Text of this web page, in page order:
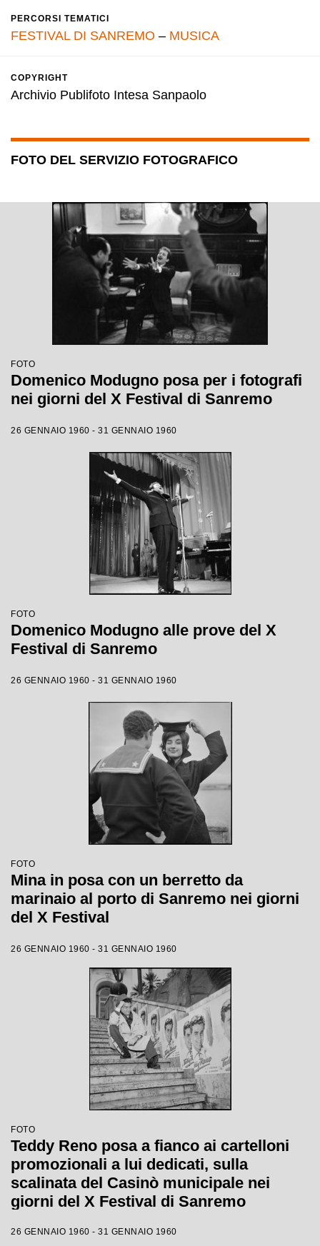
PERCORSI TEMATICI
FESTIVAL DI SANREMO – MUSICA
COPYRIGHT
Archivio Publifoto Intesa Sanpaolo
FOTO DEL SERVIZIO FOTOGRAFICO
FOTO
Domenico Modugno posa per i fotografi
nei giorni del X Festival di Sanremo
26 GENNAIO 1960 - 31 GENNAIO 1960
FOTO
Domenico Modugno alle prove del X
Festival di Sanremo
26 GENNAIO 1960 - 31 GENNAIO 1960
FOTO
Mina in posa con un berretto da
marinaio al porto di Sanremo nei giorni
del X Festival
26 GENNAIO 1960 - 31 GENNAIO 1960
FOTO
Teddy Reno posa a fianco ai cartelloni
promozionali a lui dedicati, sulla
scalinata del Casinò municipale nei
giorni del X Festival di Sanremo
26 GENNAIO 1960 - 31 GENNAIO 1960